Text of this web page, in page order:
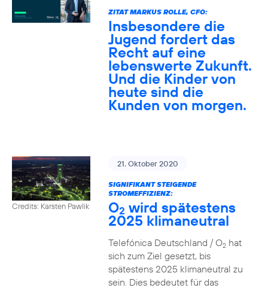
ZITAT MARKUS ROLLE, CFO:
Insbesondere die
Jugend fordert das
Recht auf eine
lebenswerte Zukunft.
Und die Kinder von
heute sind die
Kunden von morgen.
Credits: Karsten Pawlik
21. Oktober 2020
SIGNIFIKANT STEIGENDE
STROMEFFIZIENZ:
O2 wird spätestens
2025 klimaneutral
Telefónica Deutschland / O2hat
sich zum Ziel gesetzt, bis
spätestens 2025 klimaneutral zu
sein. Dies bedeutet für das